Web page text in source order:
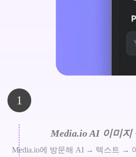
1
Media.io AI 이미지
Media.io에 방문해 AI → 텍스트 →